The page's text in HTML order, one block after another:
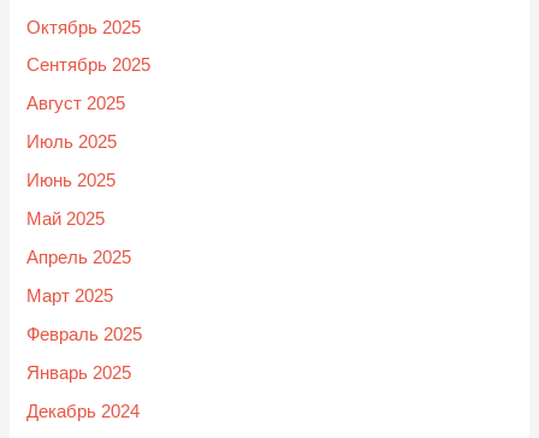
Октябрь 2025
Сентябрь 2025
Август 2025
Июль 2025
Июнь 2025
Май 2025
Апрель 2025
Март 2025
Февраль 2025
Январь 2025
Декабрь 2024